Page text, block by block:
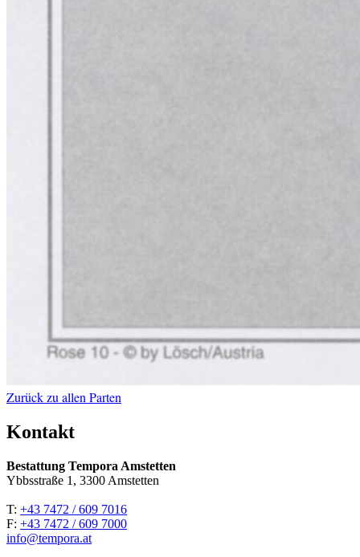
Zurück zu allen Parten
Kontakt
Bestattung Tempora Amstetten
Ybbsstraße 1, 3300 Amstetten
T: +43 7472 / 609 7016
F: +43 7472 / 609 7000
info@tempora.at